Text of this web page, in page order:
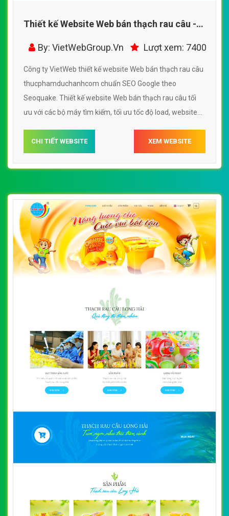
Thiết kế Website Web bán thạch rau câu -
thucphamduchanhcom
By: VietWebGroup.Vn Lượt xem: 7400
Công ty VietWeb thiết kế website Web bán thạch rau câu
thucphamduchanhcom chuẩn SEO Google theo
Seoquake. Thiết kế website Web bán thạch rau câu tối
ưu với các bộ máy tìm kiếm, tối ưu tốc độ load, website
website Web bán thạch rau câu thucphamduchanhcom
CHI TIẾT WEBSITE XEM WEBSITE